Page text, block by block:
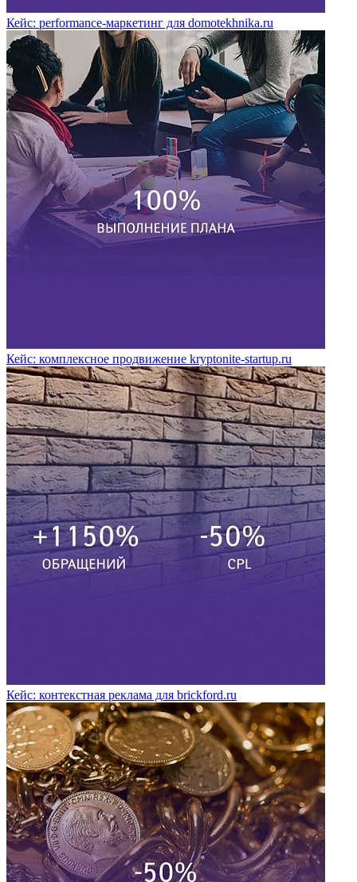
Кейс: performance-маркетинг для domotekhnika.ru
Кейс: комплексное продвижение kryptonite-startup.ru
Кейс: контекстная реклама для brickford.ru